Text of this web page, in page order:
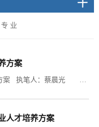
业
方案
会计学微专业人才培养方案 执笔人：蔡晨光 校对人： 曾峻一、专业简介会计学院是学校办学历史最悠久的二级学院，在校学生规模位列全国前列，享有“会计黄埔”之美誉。会计学、财务管理两个专业为国家一流本科专业建设点，《会计学原理》《财务管理》为国家一流本科课程。依托学院悠久的办学历史和，为顺应市场对复合型会计与财务管理人才的急切需求，会计学院特开设会计学微专业，旨在培养具备扎实的会计学与财务管理基础理论知识，...
人才培养方案